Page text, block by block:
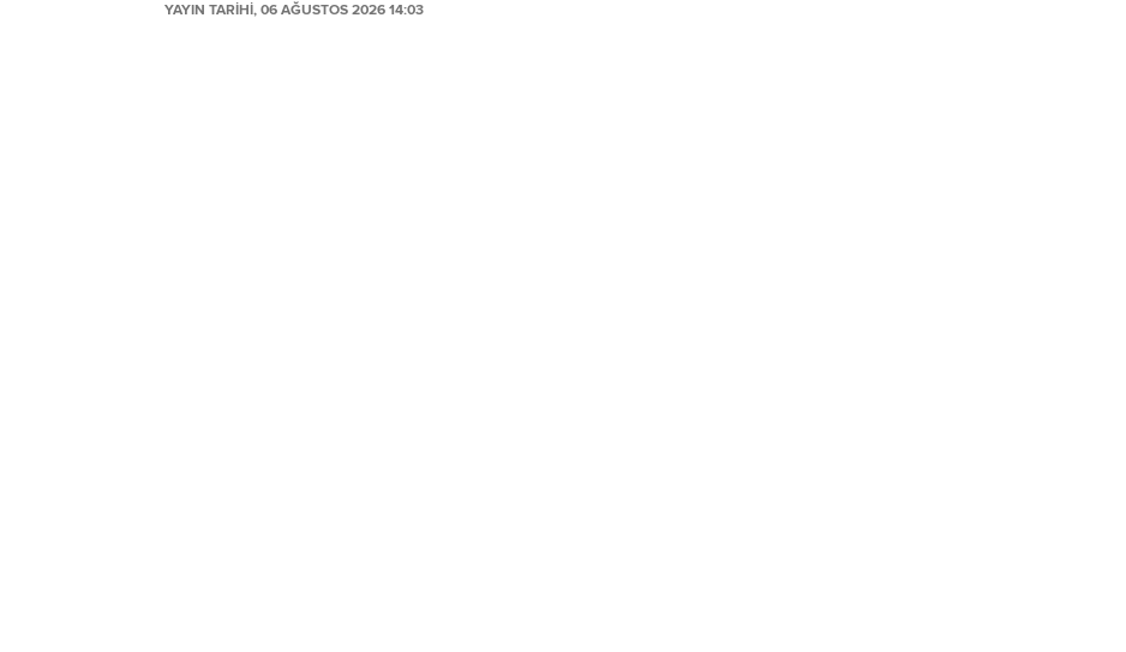
YAYIN TARİHİ, 06 AĞUSTOS 2026 14:03